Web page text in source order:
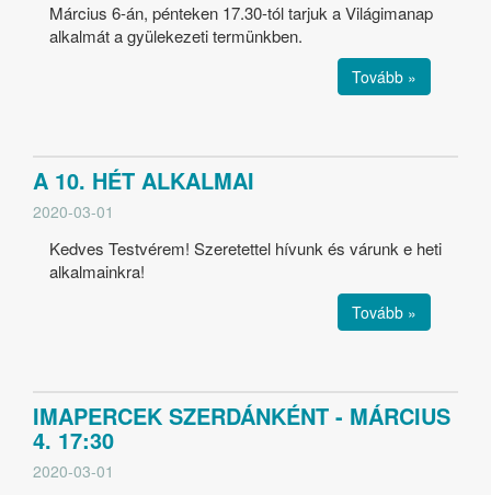
Március 6-án, pénteken 17.30-tól tarjuk a Világimanap
alkalmát a gyülekezeti termünkben.
Tovább »
A 10. HÉT ALKALMAI
2020-03-01
Kedves Testvérem! Szeretettel hívunk és várunk e heti
alkalmainkra!
Tovább »
IMAPERCEK SZERDÁNKÉNT - MÁRCIUS
4. 17:30
2020-03-01